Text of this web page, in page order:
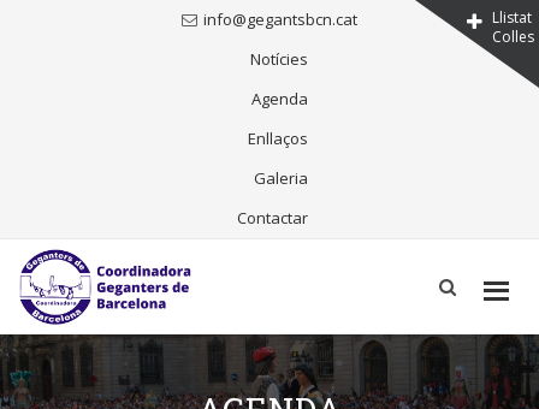
Llistat
Colles
info@gegantsbcn.cat
Notícies
Agenda
Enllaços
Galeria
Contactar
Skip
to
content